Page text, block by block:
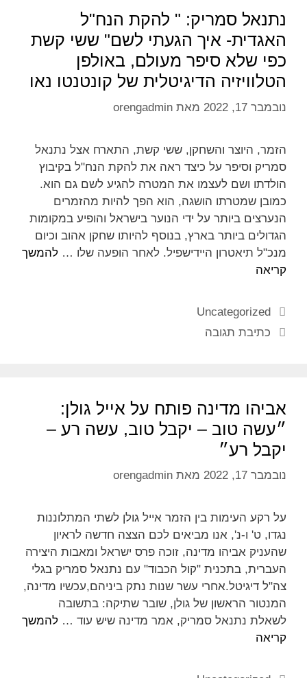
נתנאל סמריק: " להקת הנח"ל
האגדית- איך הגעתי לשם" ששי קשת
כפי שלא סיפר מעולם, באולפן
הטלוויזיה הדיגיטלית של קונטנטו נאו
נובמבר 17, 2022 מאת orengadmin
הזמר, היוצר והשחקן, ששי קשת, התארח אצל נתנאל
סמריק וסיפר על כיצד ראה את להקת הנח"ל בקיבוץ
הולדתו ושם לעצמו את המטרה להגיע לשם גם הוא.
כמובן שמטרתו הושגה, הוא הפך להיות מהזמרים
הנערצים ביותר על ידי הנוער בישראל והופיע במקומות
הגדולים ביותר בארץ, בנוסף להיותו שחקן אהוב וכיום
מנכ"ל תיאטרון היידישפיל. לאחר הופעה שלו … להמשך
קריאה
Uncategorized
כתיבת תגובה
אביהו מדינה פותח על אייל גולן:
״עשה טוב – יקבל טוב, עשה רע –
יקבל רע״
נובמבר 17, 2022 מאת orengadmin
על רקע העימות בין הזמר אייל גולן לשתי המתלוננות
נגדו, ט' ו-נ', אנו מביאים לכם הצצה חדשה לראיון
שהעניק אביהו מדינה, זוכה פרס ישראל ומאבות היצירה
העברית, בתכנית "קול הכבוד" עם נתנאל סמריק בגלי
צה"ל דיגיטל.אחרי עשר שנות נתק ביניהם,עכשיו מדינה,
המנטור הראשון של גולן, שובר שתיקה: בתשובה
לשאלת נתנאל סמריק, אמר מדינה שיש עוד … להמשך
קריאה